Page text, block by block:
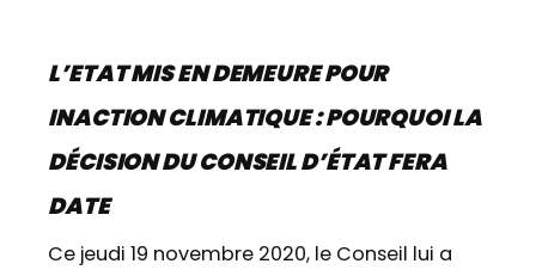
L’ETAT MIS EN DEMEURE POUR
INACTION CLIMATIQUE : POURQUOI LA
DÉCISION DU CONSEIL D’ÉTAT FERA
DATE
Ce jeudi 19 novembre 2020, le Conseil lui a